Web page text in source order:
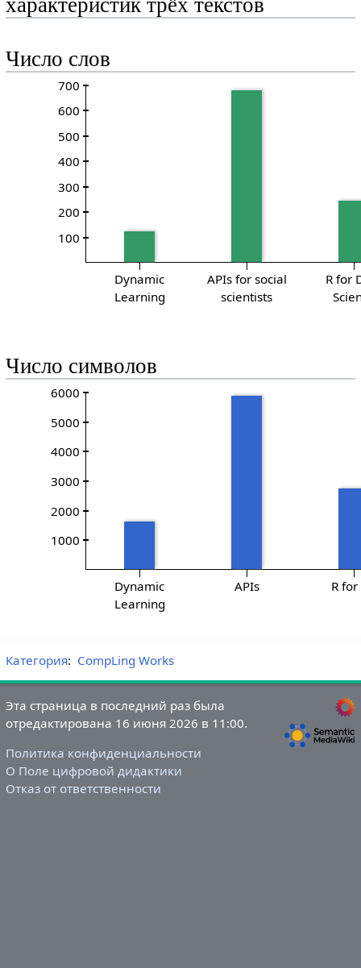
характеристик трёх текстов
Число слов
100
200
300
400
500
600
700
Dynamic
Learning
APIs for social
scientists
R for
Число символов
1000
2000
3000
4000
5000
6000
Dynamic
Learning
APIs R for
Категория: CompLing Works
Эта страница в последний раз была
отредактирована 16 июня 2026 в 11:00.
Политика конфиденциальности
О Поле цифровой дидактики
Отказ от ответственности